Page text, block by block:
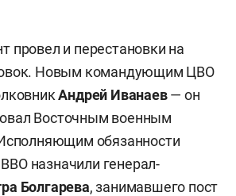
провел и перестановки на
Новым командующим ЦВО
Андрей Иванаев— он
Восточным военным
обязанности
назначили генерал-
Болгарева, занимавшего пост